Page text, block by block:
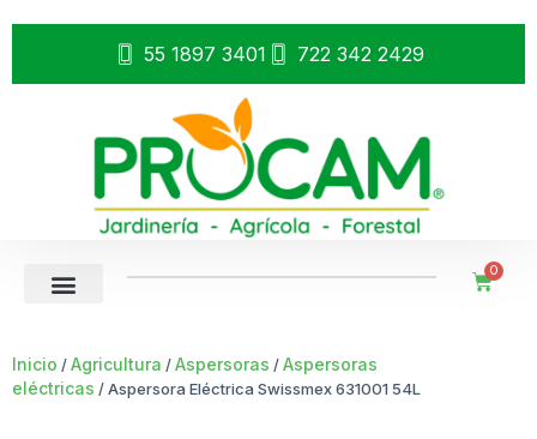
55 1897 3401 722 342 2429
0
Inicio /Agricultura /Aspersoras /Aspersoras
eléctricas / Aspersora Eléctrica Swissmex 631001 54L